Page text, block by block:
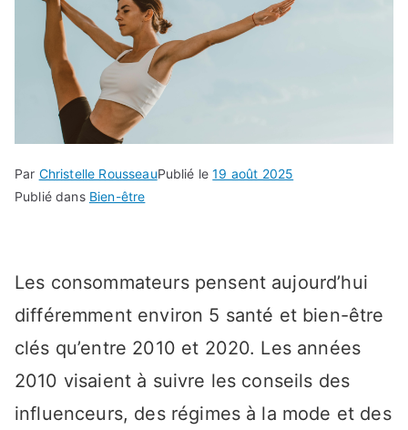
Par Christelle RousseauPublié le19 août 2025
Publié dans Bien-être
Les consommateurs pensent aujourd’hui
différemment environ 5 santé et bien-être
clés qu’entre 2010 et 2020. Les années
2010 visaient à suivre les conseils des
influenceurs, des régimes à la mode et des